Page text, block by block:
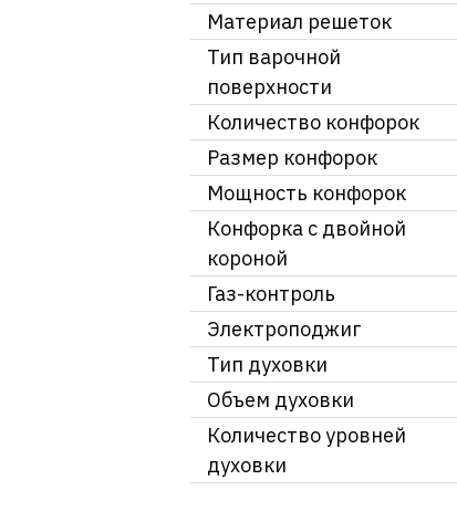
Материал решеток
Тип варочной
поверхности
Количество конфорок
Размер конфорок
Мощность конфорок
Конфорка с двойной
короной
Газ-контроль
Электроподжиг
Тип духовки
Объем духовки
Количество уровней
духовки